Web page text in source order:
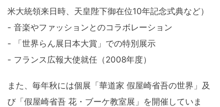
米大統領来日時、天皇陛下御在位10年記念式典など）
- 音楽やファッションとのコラボレーション
- 「世界らん展日本大賞」での特別展示
- フランス広報大使就任（2008年度）
また、毎年秋には個展「華道家 假屋崎省吾の世界」及
び「假屋崎省吾 花・ブーケ教室展」を開催していま